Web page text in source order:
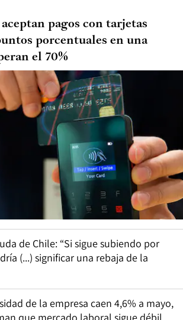
pagos con tarjetas
porcentuales en una
el 70%
de Chile: “Si sigue subiendo por
(...) significar una rebaja de la
de la empresa caen 4,6% a mayo,
que mercado laboral sigue débil